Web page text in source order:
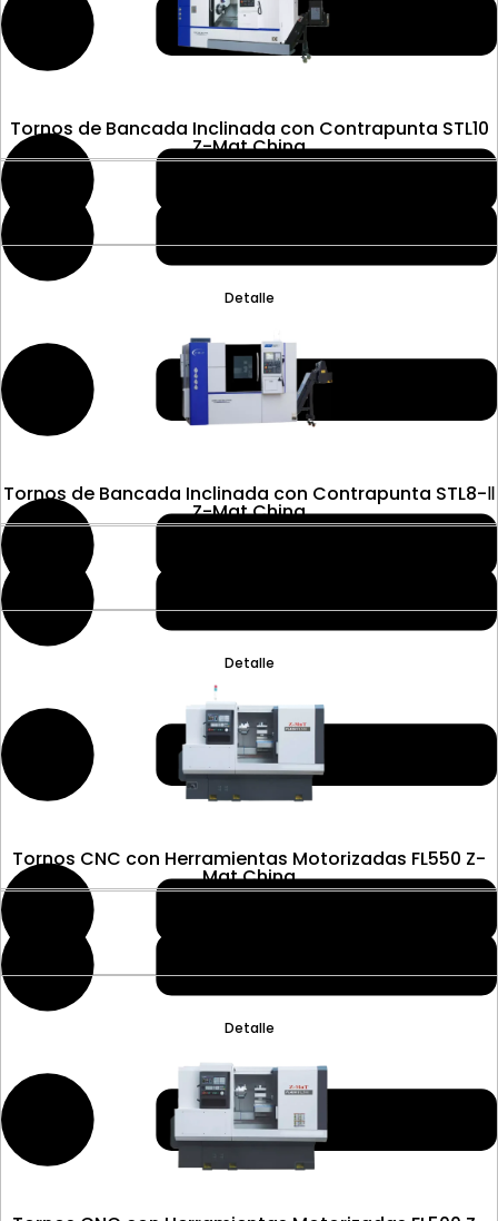
Detalle
Tornos de Bancada Inclinada con Contrapunta STL10
Z-Mat China
Detalle
Tornos de Bancada Inclinada con Contrapunta STL8-Ⅱ
Z-Mat China
Detalle
Tornos CNC con Herramientas Motorizadas FL550 Z-
Mat China